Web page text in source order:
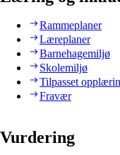
Rammeplaner
Læreplaner
Barnehagemiljø
Skolemiljø
Tilpasset
Fravær
Vurdering